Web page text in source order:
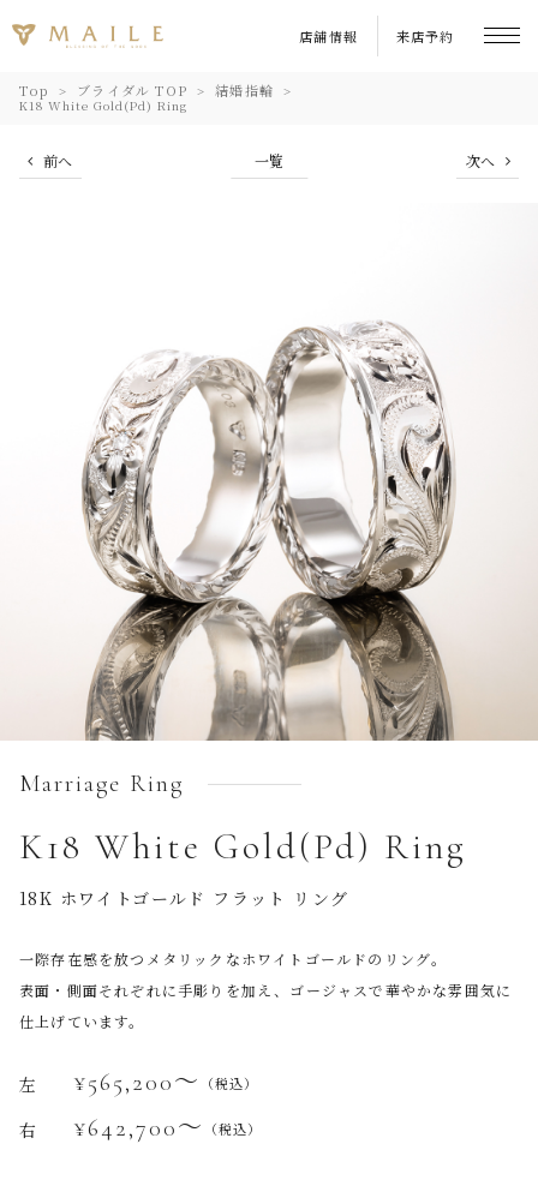
店舗情報 来店予約
Top ブライダル TOP 結婚指輪
K18 White Gold(Pd) Ring
前へ 一覧 次へ
Marriage Ring
K18 White Gold(Pd) Ring
18K ホワイトゴールド フラット リング
一際存在感を放つメタリックなホワイトゴールドのリング。
表面・側面それぞれに手彫りを加え、ゴージャスで華やかな雰囲気に
仕上げています。
左 ¥565,200〜 （税込）
右 ¥642,700〜 （税込）